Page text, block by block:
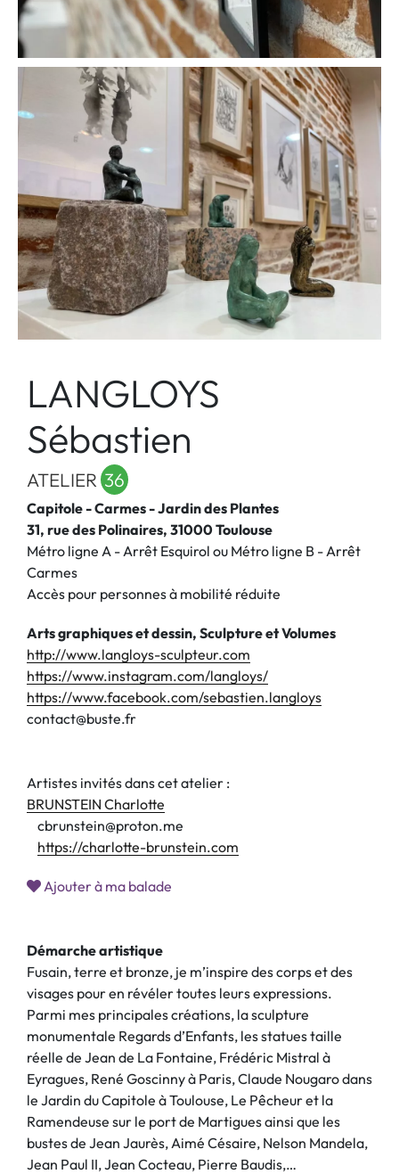
LANGLOYS
Sébastien
ATELIER 36
Capitole - Carmes - Jardin des Plantes
31, rue des Polinaires, 31000 Toulouse
Métro ligne A - Arrêt Esquirol ou Métro ligne B - Arrêt
Carmes
Accès pour personnes à mobilité réduite
Arts graphiques et dessin, Sculpture et Volumes
http://www.langloys-sculpteur.com
https://www.instagram.com/langloys/
https://www.facebook.com/sebastien.langloys
contact@buste.fr
Artistes invités dans cet atelier :
BRUNSTEIN Charlotte
cbrunstein@proton.me
https://charlotte-brunstein.com
Ajouter à ma balade
Démarche artistique
Fusain, terre et bronze, je m’inspire des corps et des
visages pour en révéler toutes leurs expressions.
Parmi mes principales créations, la sculpture
monumentale Regards d’Enfants, les statues taille
réelle de Jean de La Fontaine, Frédéric Mistral à
Eyragues, René Goscinny à Paris, Claude Nougaro dans
le Jardin du Capitole à Toulouse, Le Pêcheur et la
Ramendeuse sur le port de Martigues ainsi que les
bustes de Jean Jaurès, Aimé Césaire, Nelson Mandela,
Jean Paul II, Jean Cocteau, Pierre Baudis,…